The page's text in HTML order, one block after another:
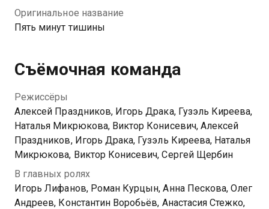
выполнение опаснейших и нестандартных заданий.
Самоотверженность и сообразительность помогают
Оригинальное название
Пять минут тишины
Съёмочная команда
Режиссёры
Алексей Праздников, Игорь Драка, Гузэль Киреева,
Наталья Микрюкова, Виктор Конисевич, Алексей
Праздников, Игорь Драка, Гузэль Киреева, Наталья
Микрюкова, Виктор Конисевич, Сергей Щербин
В главных ролях
Игорь Лифанов, Роман Курцын, Анна Пескова, Олег
Андреев, Константин Воробьёв, Анастасия Стежко,